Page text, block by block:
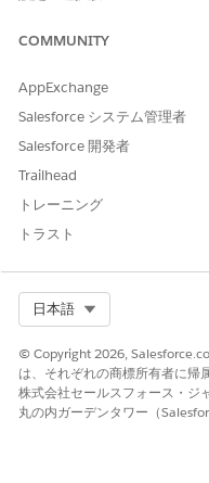
COMMUNITY
AppExchange
Salesforce システム管理者
Salesforce 開発者
Trailhead
トレーニング
トラスト
日本語
© Copyright 2026,
は、それぞれの商標所有者に帰
株式会社セールスフォース・ジ
丸の内ガーデンタワー（